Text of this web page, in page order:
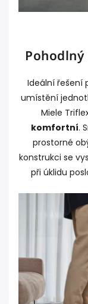
Ideální řešení
umístění
Miele
komfortní.
prostorné
konstrukci se
při úklidu